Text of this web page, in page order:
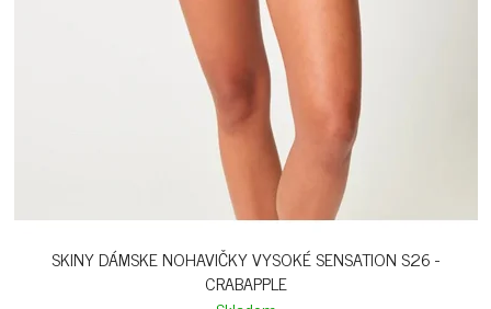
SKINY DÁMSKE NOHAVIČKY VYSOKÉ SENSATION S26 -
CRABAPPLE